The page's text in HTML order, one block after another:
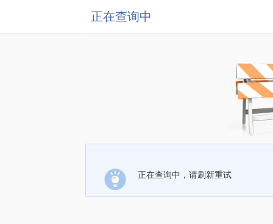
正在查询中
正在查询中，请刷新重试